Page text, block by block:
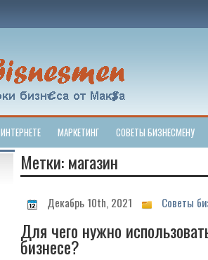
МАРКЕТИНГ СОВЕТЫ БИЗНЕСМЕНУ
Метки: магазин
Декабрь 10th, 2021 Советы
Для чего нужно
бизнесе?